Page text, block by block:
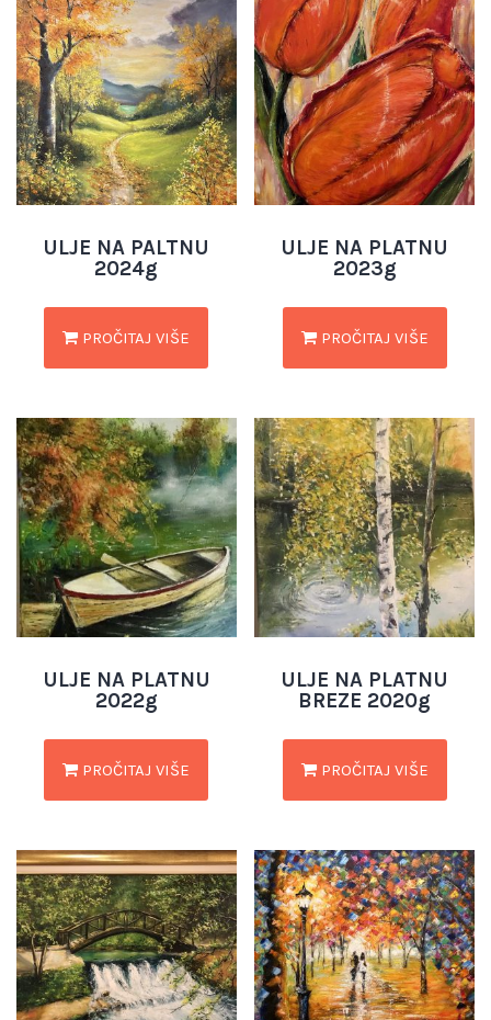
ULJE NA PALTNU
2024g
PROČITAJ VIŠE
ULJE NA PLATNU
2023g
PROČITAJ VIŠE
ULJE NA PLATNU
2022g
PROČITAJ VIŠE
ULJE NA PLATNU
BREZE 2020g
PROČITAJ VIŠE